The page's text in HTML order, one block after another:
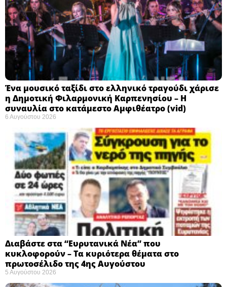
Ένα μουσικό ταξίδι στο ελληνικό τραγούδι χάρισε
η Δημοτική Φιλαρμονική Καρπενησίου – Η
συναυλία στο κατάμεστο Αμφιθέατρο (vid)
6 Αυγούστου 2026
Διαβάστε στα “Ευρυτανικά Νέα” που
κυκλοφορούν – Τα κυριότερα θέματα στο
πρωτοσέλιδο της 4ης Αυγούστου
5 Αυγούστου 2026